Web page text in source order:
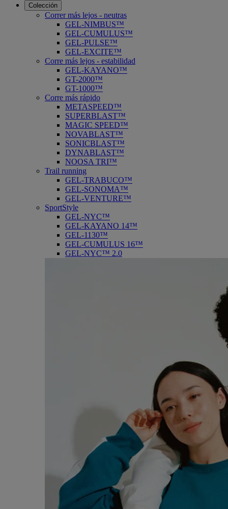
Colección
Correr más lejos - neutras
GEL-NIMBUS™
GEL-CUMULUS™
GEL-PULSE™
GEL-EXCITE™
Corre más lejos - estabilidad
GEL-KAYANO™
GT-2000™
GT-1000™
Corre más rápido
METASPEED™
SUPERBLAST™
MAGIC SPEED™
NOVABLAST™
SONICBLAST™
DYNABLAST™
NOOSA TRI™
Trail running
GEL-TRABUCO™
GEL-SONOMA™
GEL-VENTURE™
SportStyle
GEL-NYC™
GEL-KAYANO 14™
GEL-1130™
GEL-CUMULUS 16™
GEL-NYC™ 2.0